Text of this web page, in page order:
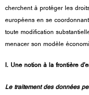
cherchent à protéger les
européens en se
toute modification
menacer son modèle
I. Une notion à la frontière
Le traitement des données